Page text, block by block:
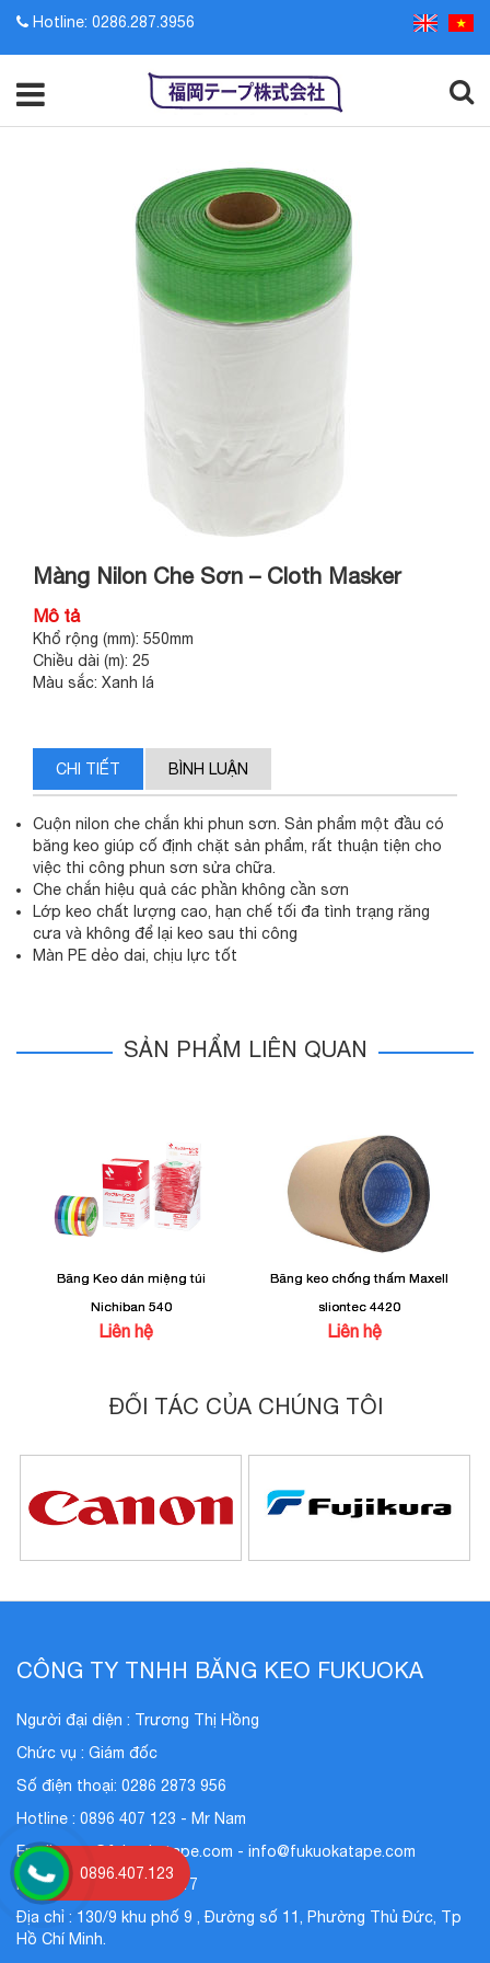
Hotline: 0286.287.3956
Màng Nilon Che Sơn – Cloth Masker
Mô tả
Khổ rộng (mm): 550mm
Chiều dài (m): 25
Màu sắc: Xanh lá
CHI TIẾT BÌNH LUẬN
Cuộn nilon che chắn khi phun sơn. Sản phẩm một đầu có
băng keo giúp cố định chặt sản phẩm, rất thuận tiện cho
việc thi công phun sơn sửa chữa.
Che chắn hiệu quả các phần không cần sơn
Lớp keo chất lượng cao, hạn chế tối đa tình trạng răng
cưa và không để lại keo sau thi công
Màn PE dẻo dai, chịu lực tốt
SẢN PHẨM LIÊN QUAN
Băng Keo dán miệng túi
Nichiban 540
Liên hệ
Băng keo chống thấm Maxell
sliontec 4420
Liên hệ
ĐỐI TÁC CỦA CHÚNG TÔI
CÔNG TY TNHH BĂNG KEO FUKUOKA
Người đại diện : Trương Thị Hồng
Chức vụ : Giám đốc
Số điện thoại: 0286 2873 956
Hotline : 0896 407 123 - Mr Nam
Email : nam@fukuokatape.com - info@fukuokatape.com
Mã số thuế : 0311731517
Địa chỉ : 130/9 khu phố 9 , Đường số 11, Phường Thủ Đức, Tp
Hồ Chí Minh.
0896.407.123